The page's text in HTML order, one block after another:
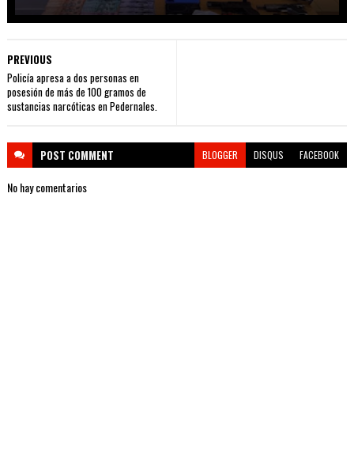
PREVIOUS
Policía apresa a dos personas en
posesión de más de 100 gramos de
sustancias narcóticas en Pedernales.
POST COMMENT BLOGGER DISQUS FACEBOOK
No hay comentarios